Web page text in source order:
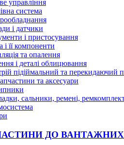
управління
система
і датчики
і пристосування
і її компоненти
та опалення
і деталі облицювання
підіймальний та перекидаючий
та аксесуари
сальники, ремені,
ДО